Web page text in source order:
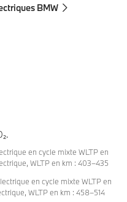
BMW
en cycle mixte WLTP en
WLTP en km : 403–435
en cycle mixte WLTP en
WLTP en km : 458–514